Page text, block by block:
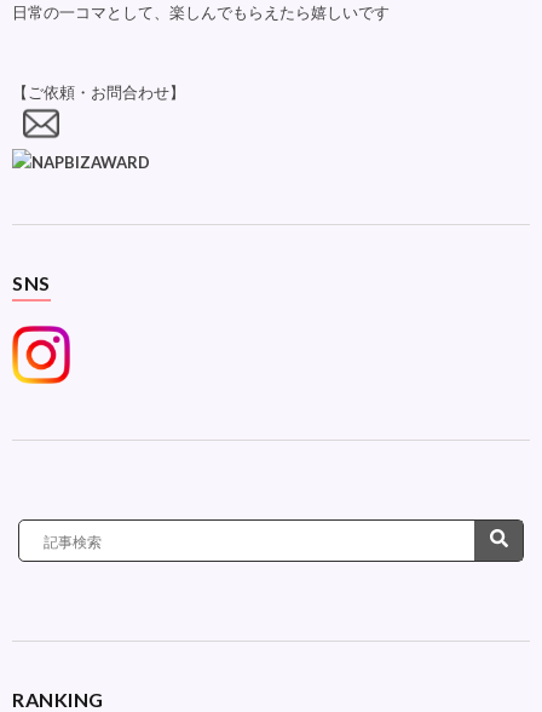
日常の一コマとして、楽しんでもらえたら嬉しいです
【ご依頼・お問合わせ】
SNS
RANKING